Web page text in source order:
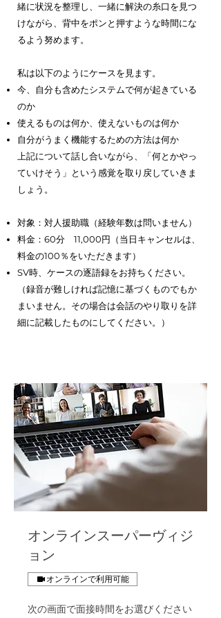
緒に状況を整理し、一緒に解決の糸口を見つ
けながら、背中をポンと押すような時間にな
るよう努めます。
私は以下のようにケースを見ます。
今、自分も含めたシステムで何が起きている
のか
使えるものは何か、使えないものは何か
自分がうまく機能するための方法は何か
上記について話し合いながら、「何とかやっ
ていけそう」という感覚を取り戻していきま
しょう。
対象：対人援助職（経験年数は問いません）
料金：60分 11,000円（当日キャンセルは、
料金の100％をいただきます）
SV時、ケースの逐語録をお持ちください。
（録音が難しければ記憶に基づくものでもか
まいません。その場合は会話のやり取りを詳
細に記載したものにしてください。）
オンラインスーパーヴィジ
ョン
オンラインで利用可能
次の画面で面接時間をお選びください